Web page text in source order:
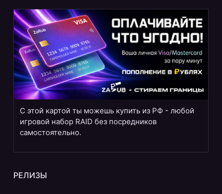
С этой картой ты можешь купить из РФ - любой
игровой набор RAID без посредников
самостоятельно.
РЕЛИЗЫ